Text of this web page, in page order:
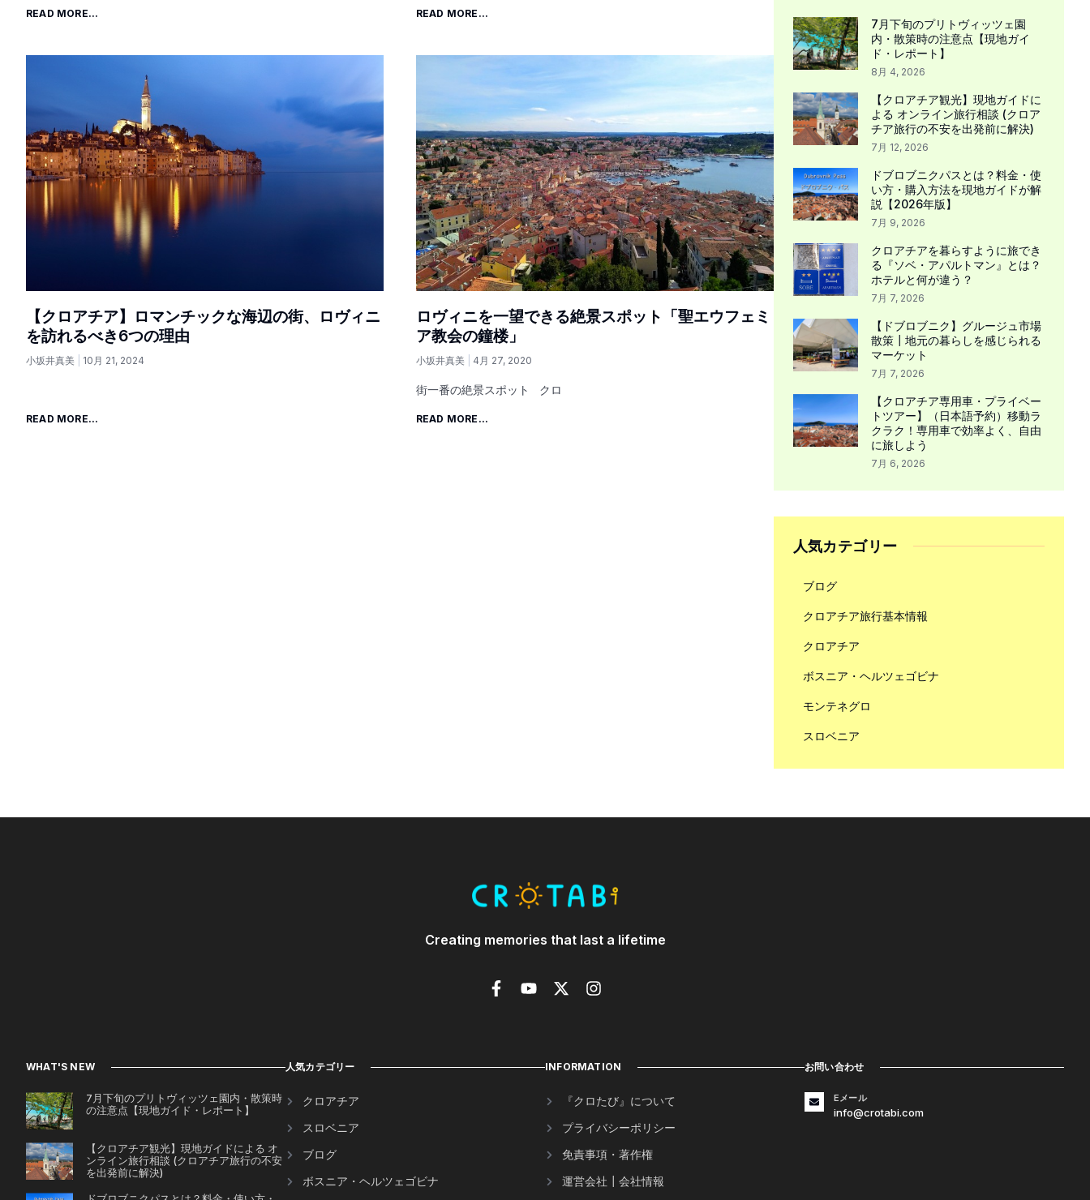
READ MORE... READ MORE...
【クロアチア】ロマンチックな海辺の街、ロヴィニ
を訪れるべき6つの理由
小坂井真美 10月 21, 2024
READ MORE...
ロヴィニを一望できる絶景スポット「聖エウフェミ
ア教会の鐘楼」
小坂井真美 4月 27, 2020
街一番の絶景スポット クロ
READ MORE...
7月下旬のプリトヴィッツェ園
内・散策時の注意点【現地ガイ
ド・レポート】
8月 4, 2026
【クロアチア観光】現地ガイドに
よる オンライン旅行相談 (クロア
チア旅行の不安を出発前に解決)
7月 12, 2026
ドブロブニクパスとは？料金・使
い方・購入方法を現地ガイドが解
説【2026年版】
7月 9, 2026
クロアチアを暮らすように旅でき
る『ソベ・アパルトマン』とは？
ホテルと何が違う？
7月 7, 2026
【ドブロブニク】グルージュ市場
散策┃地元の暮らしを感じられる
マーケット
7月 7, 2026
【クロアチア専用車・プライベー
トツアー】（日本語予約）移動ラ
クラク！専用車で効率よく、自由
に旅しよう
7月 6, 2026
人気カテゴリー
ブログ
クロアチア旅行基本情報
クロアチア
ボスニア・ヘルツェゴビナ
モンテネグロ
スロベニア
Creating memories that last a lifetime
WHAT'S NEW
7月下旬のプリトヴィッツェ園内・散策時
の注意点【現地ガイド・レポート】
【クロアチア観光】現地ガイドによる オ
ンライン旅行相談 (クロアチア旅行の不安
を出発前に解決)
人気カテゴリー
クロアチア
スロベニア
ブログ
ボスニア・ヘルツェゴビナ
INFORMATION
『クロたび』について
プライバシーポリシー
免責事項・著作権
運営会社┃会社情報
お問い合わせ
Eメール
info@crotabi.com